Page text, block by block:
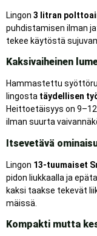
Lingon 3 litran
puhdistamisen ilman
tekee käytöstä
Kaksivaiheinen
Hammastettu
lingosta täydellisen
Heittoetäisyys on
ilman suurta
Itsevetävä
Lingon 13-tuumaiset
pidon liukkaalla ja
kaksi taakse tekevät
mäissä.
Kompakti mutta